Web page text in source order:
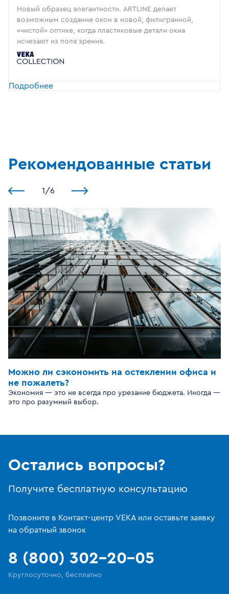
Новый образец элегантности. ARTLINE делает
возможным создание окон в новой, филигранной,
«чистой» оптике, когда пластиковые детали окна
исчезают из поля зрения.
Подробнее
Рекомендованные статьи
1 /6
Можно ли сэкономить на остеклении офиса и
не пожалеть?
Экономия — это не всегда про урезание бюджета. Иногда —
это про разумный выбор.
Остались вопросы?
Получите бесплатную консультацию
Позвоните в Контакт-центр VEKA или оставьте заявку
на обратный звонок
8 (800) 302-20-05
Круглосуточно, бесплатно